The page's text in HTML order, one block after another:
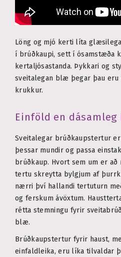
Löng og mjó kerti líta
í brúðkaupi, sett í ósamstæða
kertaljósastanda. Þykkari og
sveitalegan blæ þegar þau eru
krukkur.
Einföld en
Sveitalegar brúðkaupstertur
þessar mundir og passa
brúðkaup. Hvort sem um er
tertu skreytta bylgjum af
nærri því hallandi tertuturn
og ferskum ávöxtum.
rétta stemningu fyrir
blæ.
Brúðkaupstertur fyrir haust,
einfaldleika, eru líka tilvaldar